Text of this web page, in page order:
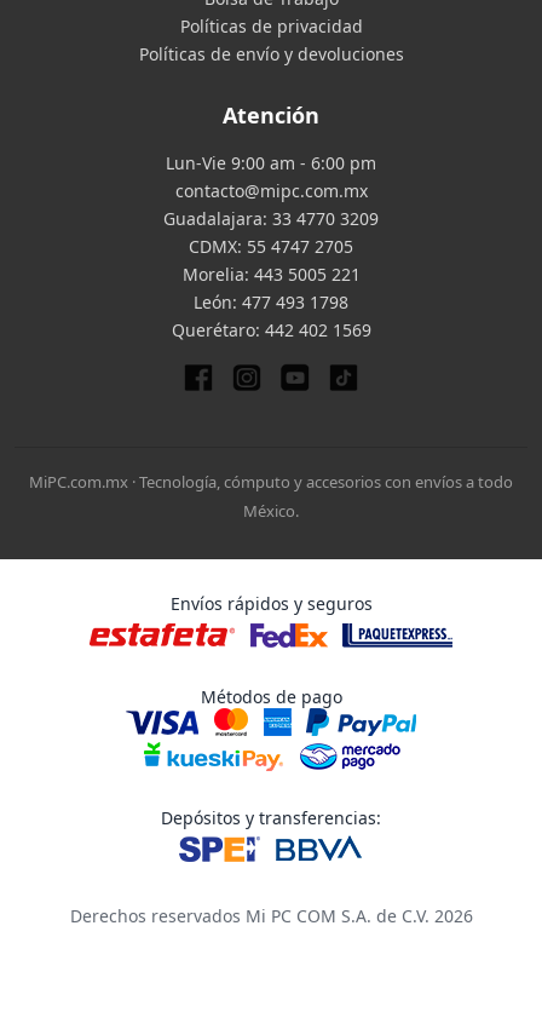
Políticas de privacidad
Políticas de envío y devoluciones
Atención
Lun-Vie 9:00 am - 6:00 pm
contacto@mipc.com.mx
Guadalajara: 33 4770 3209
CDMX: 55 4747 2705
Morelia: 443 5005 221
León: 477 493 1798
Querétaro: 442 402 1569
MiPC.com.mx · Tecnología, cómputo y accesorios con envíos a todo
México.
Envíos rápidos y seguros
Métodos de pago
Depósitos y transferencias:
Derechos reservados Mi PC COM S.A. de C.V. 2026